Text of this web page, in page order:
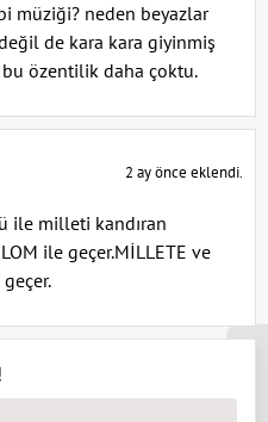
müziği? neden beyazlar
de kara kara giyinmiş
özentilik daha çoktu.
2 ay önce eklendi.
ile milleti kandıran
ile geçer.MİLLETE ve
x